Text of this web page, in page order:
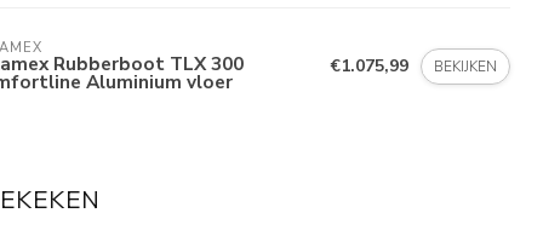
Rubberboot TLX 300
Aluminium vloer
€1.075,99 BEKIJKEN